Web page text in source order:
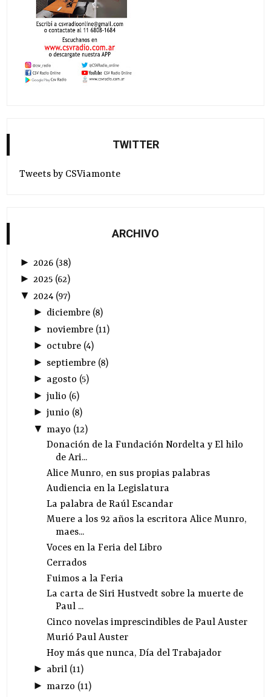
TWITTER
Tweets by CSViamonte
ARCHIVO
► 2026 (38)
►2025 (62)
▼ 2024 (97)
► diciembre(8)
► noviembre(11)
► octubre(4)
► septiembre(8)
► agosto (5)
► julio (6)
► junio (8)
▼ mayo (12)
Donación de la Fundación Nordelta y El hilo
de Ari...
Alice Munro, en sus propias palabras
Audiencia en la Legislatura
La palabra de Raúl Escandar
Muere a los 92 años la escritora Alice Munro,
maes...
Voces en la Feria del Libro
Cerrados
Fuimos a la Feria
La carta de Siri Hustvedt sobre la muerte de
Paul ...
Cinco novelas imprescindibles de Paul Auster
Murió Paul Auster
Hoy más que nunca, Día del Trabajador
► abril(11)
► marzo (11)